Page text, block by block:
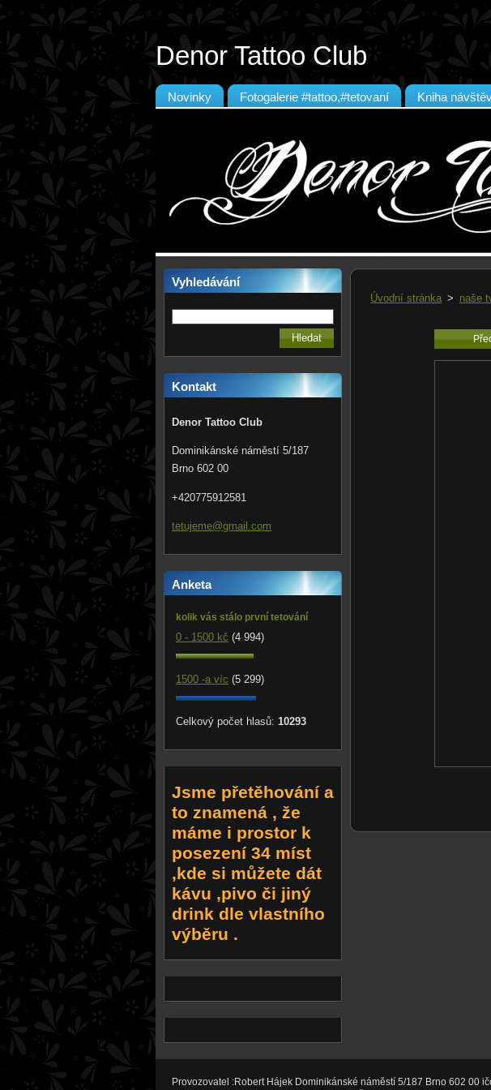
Denor Tattoo Club
Novinky Fotogalerie #tattoo,#tetovaní Kniha
Vyhledávání
Kontakt
Denor Tattoo Club
Dominikánské náměstí 5/187
Brno 602 00
+420775912581
tetujeme@gmail.com
Anketa
kolik vás stálo první tetování
0 - 1500 kč (4 994)
1500 -a víc (5 299)
Celkový počet hlasů: 10293
Jsme přetěhování a
to znamená , že
máme i prostor k
posezení 34 míst
,kde si můžete dát
kávu ,pivo či jiný
drink dle vlastního
výběru .
Úvodní stránka > naše
Provozovatel :Robert Hájek Dominikánské náměstí 5/187 Brno 602 00